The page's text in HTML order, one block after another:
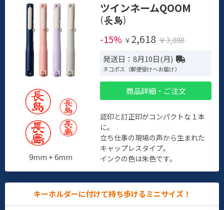
9mm + 6mm
ツインネームQOOM
(
)
-15% ￥ 2,618 ￥3,080
発送日：8月10日(月)
ネコポス（郵便受けへお届け）
商品詳細・ご注文
認印と訂正印がコンパクトな１本
に。
立ち仕事の現場の声から生まれた
キャップレスタイプ。
インクの色は朱色です。
キーホルダーに付けて持ち歩けるミニサイズ！